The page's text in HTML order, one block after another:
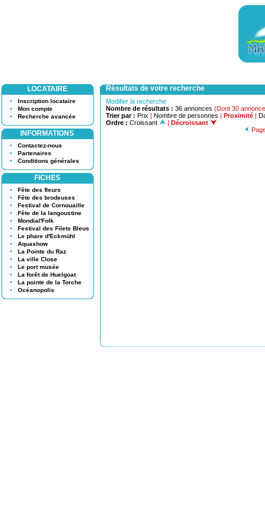
LOCATAIRE
Inscription locataire
Mon compte
Recherche avancée
INFORMATIONS
Contactez-nous
Partenaires
Conditions générales
FICHES
Fête des fleurs
Fête des brodeuses
Festival de Cornouaille
Fête de la langoustine
Mondial'Folk
Festival des Filets Bleus
Le phare d'Eckmühl
Aquashow
La Pointe du Raz
La ville Close
Le port musée
La forêt de Huelgoat
La pointe de la Torche
Océanopolis
Résultats de votre recherche
Modifier la recherche
Nombre de résultats : 36 annonces (Dont 30
Trier par : Prix | Nombre de personnes | Proximité |
Ordre : Croissant | Décroissant